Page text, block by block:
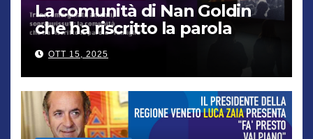
La comunità di Nan Goldin
che ha riscritto la parola
“famiglia”
OTT 15, 2025